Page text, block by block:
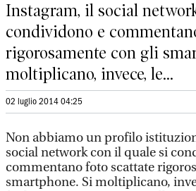
Instagram, il social
condividono e
rigorosamente con gli
moltiplicano, invece, le...
02 luglio 2014 04:25
Non abbiamo un profilo
social network con il quale si
commentano foto scattate
smartphone. Si moltiplicano,